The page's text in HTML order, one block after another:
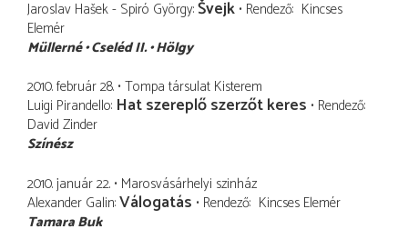
Jaroslav Hašek - Spiró György Švejk Rendező Kincses
Elemér
Müllerné Cseléd II. Hölgy
2010. február 28. Tompa társulat Kisterem
Luigi Pirandello Hat szereplő szerzőt keres Rendező
David Zinder
Színész
2010. január 22. Marosvásárhelyi szinház
Alexander Galin Válogatás Rendező Kincses Elemér
Tamara Buk